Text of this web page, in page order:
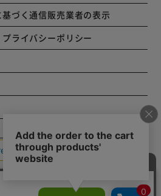
づく通信販売業者の表示
ライバシーポリシー
ポレートサイト